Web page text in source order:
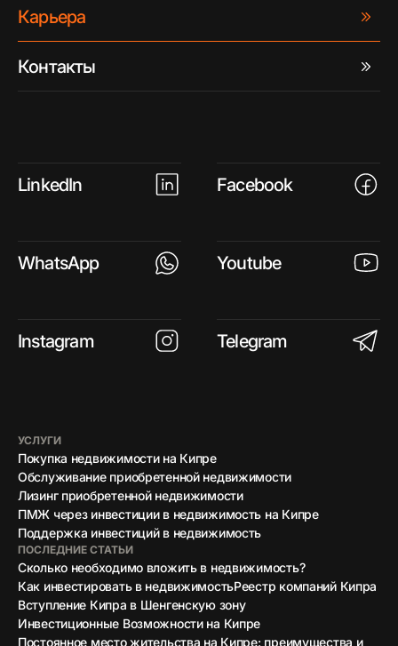
Карьера
Контакты
LinkedIn Facebook
WhatsApp Youtube
Instagram Telegram
УСЛУГИ
Покупка недвижимости на Кипре
Обслуживание приобретенной недвижимости
Лизинг приобретенной недвижимости
ПМЖ через инвестиции в недвижимость на Кипре
Поддержка инвестиций в недвижимость
ПОСЛЕДНИЕ СТАТЬИ
Сколько необходимо вложить в недвижимость?
Как инвестировать в недвижимостьРеестр компаний Кипра
Вступление Кипра в Шенгенскую зону
Инвестиционные Возможности на Кипре
Постоянное место жительства на Кипре: преимущества и